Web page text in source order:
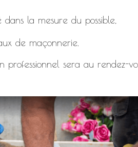
dans la mesure du possible,
de maçonnerie.
sera au rendez-